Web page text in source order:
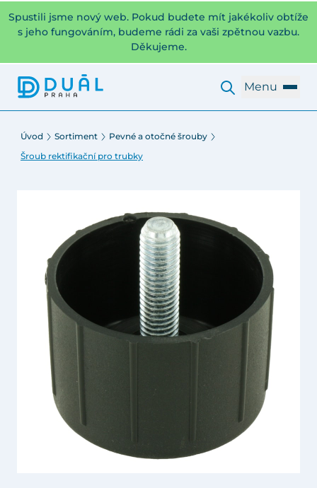
Spustili jsme nový web. Pokud budete mít jakékoliv obtíže
s jeho fungováním, budeme rádi za vaši zpětnou vazbu.
Děkujeme.
Menu
Úvod Sortiment
Pevné a otočné šrouby
Šroub rektifikační pro trubky